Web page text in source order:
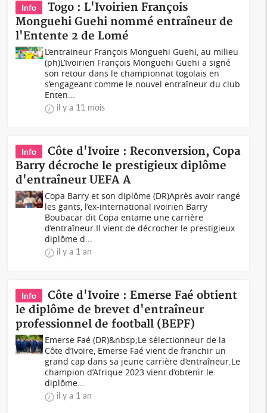
Info
Togo : L'Ivoirien François
Monguehi Guehi nommé entraîneur de
l'Entente 2 de Lomé
L’entraineur François Monguehi Guehi, au milieu
(ph)L’Ivoirien François Monguehi Guehi a signé
son retour dans le championnat togolais en
s’engageant comme le nouvel entraîneur du club
Enten...
il y a 11 mois
Info
Côte d'Ivoire : Reconversion, Copa
Barry décroche le prestigieux diplôme
d'entraîneur UEFA A
Copa Barry et son diplôme (DR)Après avoir rangé
les gants, l’ex-international ivoirien Barry
Boubacar dit Copa entame une carrière
d’entraîneur.Il vient de décrocher le prestigieux
diplôme d...
il y a 1 an
Info
Côte d'Ivoire : Emerse Faé obtient
le diplôme de brevet d'entraîneur
professionnel de football (BEPF)
Emerse Faé (DR)&nbsp;Le sélectionneur de la
Côte d’Ivoire, Emerse Faé vient de franchir un
grand cap dans sa jeune carrière d’entraîneur.Le
champion d’Afrique 2023 vient d’obtenir le
diplôme...
il y a 1 an